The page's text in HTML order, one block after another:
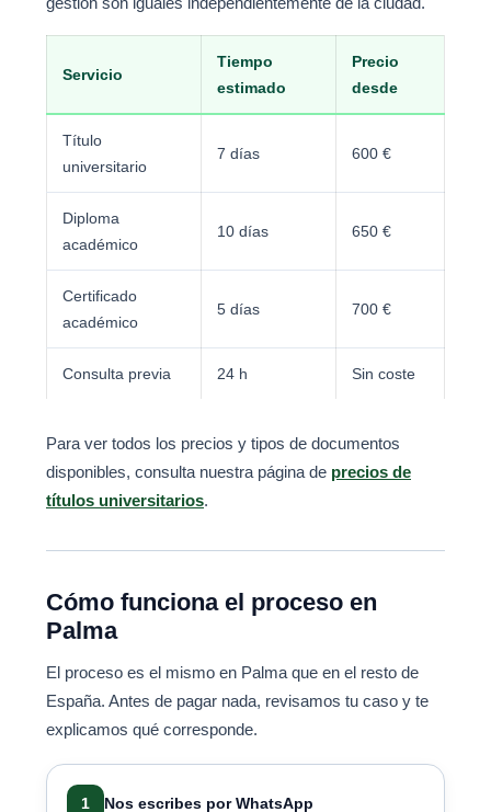
Servicio
Tiempo
estimado
Precio
desde
Título
universitario
7 días 600 €
Diploma
académico
10 días 650 €
Certificado
académico
5 días 700 €
Consulta previa 24 h Sin coste
Para ver todos los precios y tipos de documentos
disponibles, consulta nuestra página de precios de
títulos universitarios.
Cómo funciona el proceso en
Palma
El proceso es el mismo en Palma que en el resto de
España. Antes de pagar nada, revisamos tu caso y te
explicamos qué corresponde.
1 Nos escribes por WhatsApp